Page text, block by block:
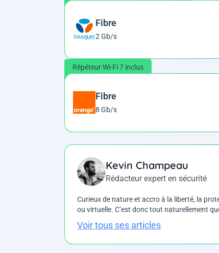
Fibre
2 Gb/s
Répéteur Wi-Fi 7 inclus
Fibre
8 Gb/s
Kevin Champeau
Rédacteur expert en sécurité
Curieux de nature et accro à la liberté, la
ou virtuelle. C’est donc tout naturellement
Voir tous ses articles